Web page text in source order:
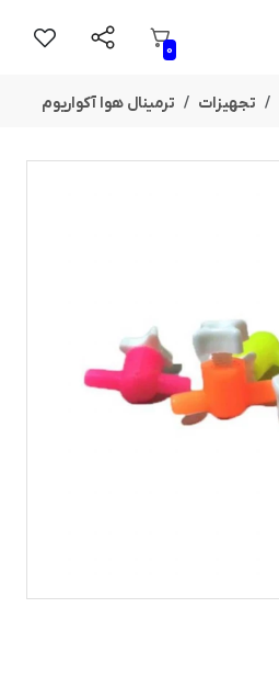
0
تجهیزات ترمینال هوا آکواریوم